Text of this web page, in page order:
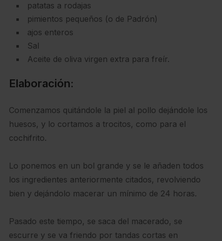
patatas a rodajas
pimientos pequeños (o de Padrón)
ajos enteros
Sal
Aceite de oliva virgen extra para freír.
Elaboración:
Comenzamos quitándole la piel al pollo dejándole los
huesos, y lo cortamos a trocitos, como para el
cochifrito.
Lo ponemos en un bol grande y se le añaden todos
los ingredientes anteriormente citados, revolviendo
bien y dejándolo macerar un mínimo de 24 horas.
Pasado este tiempo, se saca del macerado, se
escurre y se va friendo por tandas cortas en